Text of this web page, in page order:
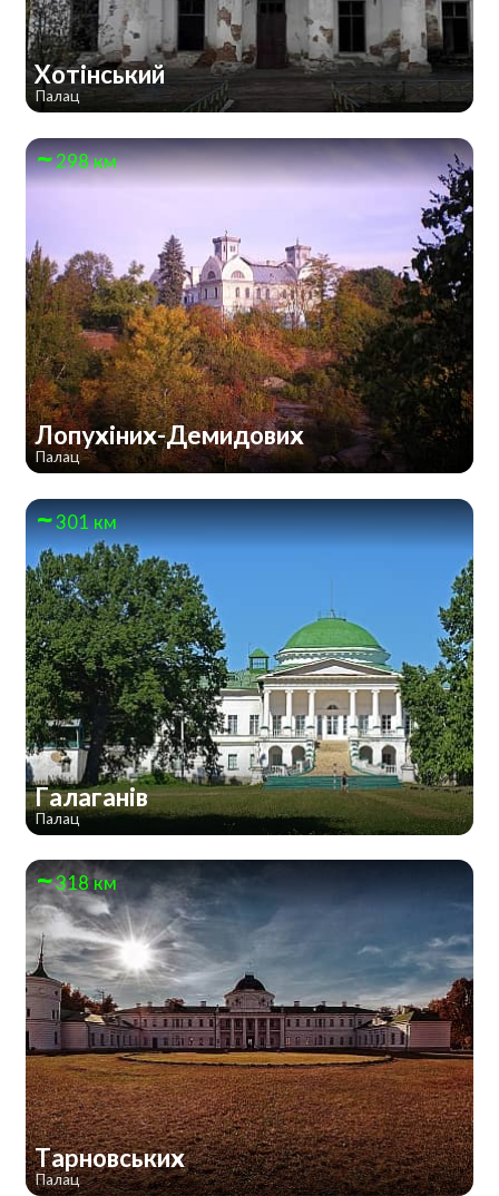
Хотінський
Палац
298 км
Лопухіних-Демидових
Палац
301 км
Галаганів
Палац
318 км
Тарновських
Палац